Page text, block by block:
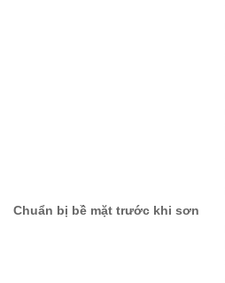
Chuẩn bị bề mặt trước khi sơn